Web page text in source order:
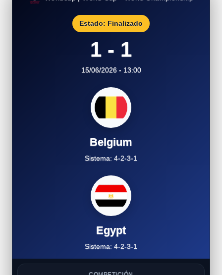
Belgium
Sistema: 4-2-3-1
Estado: Finalizado
1 - 1
15/06/2026 - 13:00
Egypt
Sistema: 4-2-3-1